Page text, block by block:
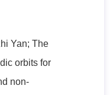
Yan; The
orbits for
non-